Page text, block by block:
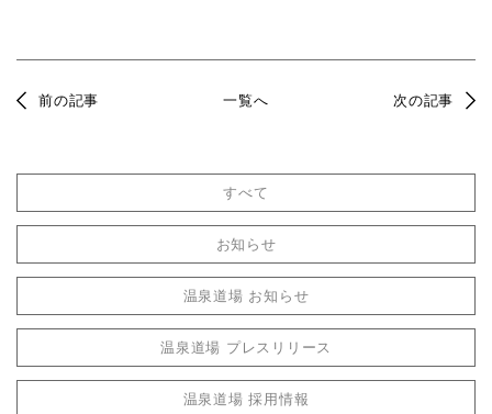
前の記事 一覧へ 次の記事
すべて
お知らせ
温泉道場 お知らせ
温泉道場 プレスリリース
温泉道場 採用情報